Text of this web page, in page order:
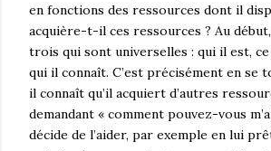
en fonctions des ressources dont il
acquière-t-il ces ressources ? Au
trois qui sont universelles : qui il est, ce
qui il connaît. C’est précisément en se
il connaît qu’il acquiert d’autres
demandant « comment pouvez-vous
décide de l’aider, par exemple en lui